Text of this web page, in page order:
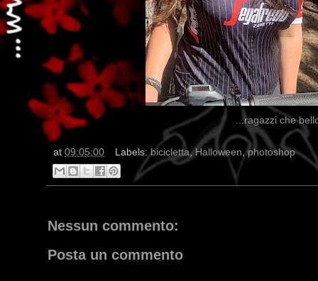
...ragazzi che
at 09:05:00 Labels:bicicletta,Halloween,photoshop
Nessun commento:
Posta un commento